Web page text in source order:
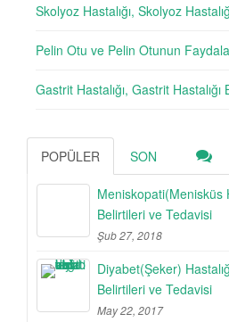
Skolyoz Hastalığı, Skolyoz
Pelin Otu ve Pelin Otunun
Gastrit Hastalığı, Gastrit
POPÜLER SON
Meniskopati(Menisküs
Belirtileri ve Tedavisi
Şub 27, 2018
Diyabet(Şeker)
Belirtileri ve Tedavisi
May 22, 2017